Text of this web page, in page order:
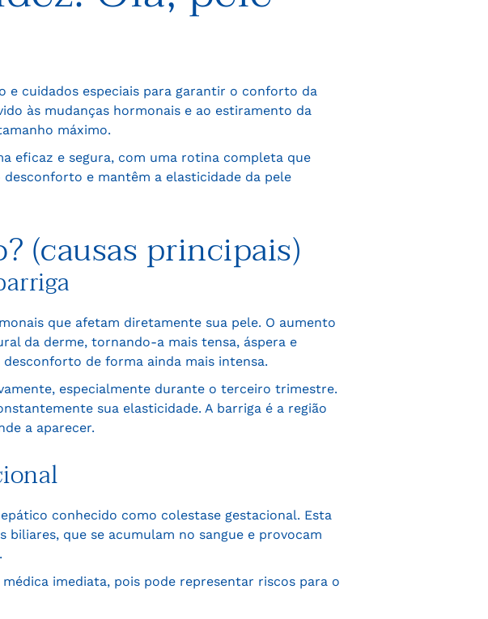
e cuidados especiais para garantir o conforto da
às mudanças hormonais e ao estiramento da
máximo.
eficaz e segura, com uma rotina completa que
e mantêm a elasticidade da pele
(causas principais)
que afetam diretamente sua pele. O aumento
da derme, tornando-a mais tensa, áspera e
de forma ainda mais intensa.
especialmente durante o terceiro trimestre.
sua elasticidade. A barriga é a região
a aparecer.
conhecido como colestase gestacional. Esta
que se acumulam no sangue e provocam
imediata, pois pode representar riscos para o